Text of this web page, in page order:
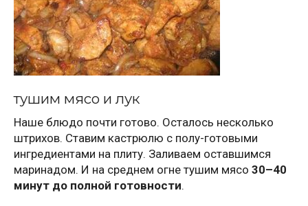
тушим мясо и лук
Наше блюдо почти готово. Осталось несколько
штрихов. Ставим кастрюлю с полу-готовыми
ингредиентами на плиту. Заливаем оставшимся
маринадом. И на среднем огне тушим мясо 30–40
минут до полной готовности.